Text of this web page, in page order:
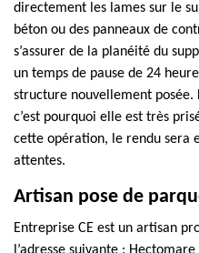
directement les lames sur le
béton ou des panneaux de
s’assurer de la planéité du
un temps de pause de 24
structure nouvellement posée.
c’est pourquoi elle est très
cette opération, le rendu sera
attentes.
Artisan pose de
Entreprise CE est un artisan